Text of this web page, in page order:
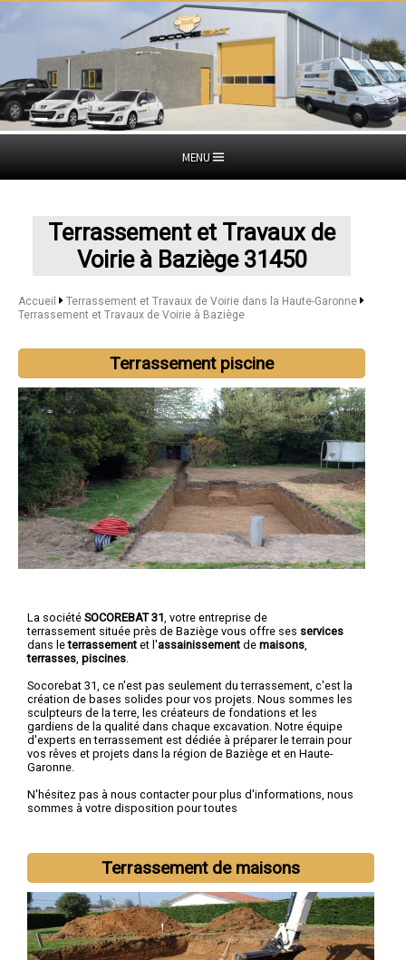
MENU
Terrassement et Travaux de
Voirie à Baziège 31450
Accueil
Terrassement et Travaux de Voirie dans la Haute-Garonne
Terrassement et Travaux de Voirie à Baziège
Terrassement piscine
La société SOCOREBAT 31 votre entreprise de
terrassement située près de Baziège vous offre ses services
dans leterrassement et l'assainissement de maisons
terrasses piscines
Socorebat 31, ce n'est pas seulement du terrassement, c'est la
création de bases solides pour vos projets. Nous sommes les
sculpteurs de la terre, les créateurs de fondations et les
gardiens de la qualité dans chaque excavation. Notre équipe
d'experts en terrassement est dédiée à préparer le terrain pour
vos rêves et projets dans la région de Baziège et en Haute-
Garonne.
N'hésitez pas à nous contacter pour plus d'informations, nous
sommes à votre disposition pour toutes
Nous intervenons aussi dans les villes suivantes :Toulouse,
Colomiers,Tournefeuille Muret,Blagnac,Cugnaux,Plaisance-
du-Touch ,Balma,Ramonville-Saint-Agne,Saint-Gaudens
Terrassement de maisons